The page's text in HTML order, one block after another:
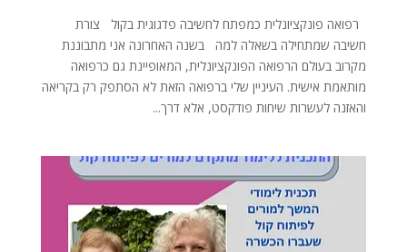
רפואה פונקציונלית כמפתח לחשיבה פדגוגית בקול צורת
חשיבה שמתחילה בשאלה למה בשנה האחרונה אני מתבוננת
מקרוב בעולם הרפואה הפונקציונלית, המאופיינת גם כרפואה
מותאמת אישית. העיניין שלי ברפואה הזאת לא הסתפק רק בקריאה
והאזנה לעשרות שיחות פודקסט, אלא דרך...